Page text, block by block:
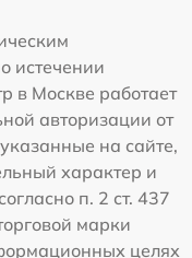
истечении
в Москве работает
авторизации от
на сайте,
характер и
п. 2 ст. 437
марки
целях